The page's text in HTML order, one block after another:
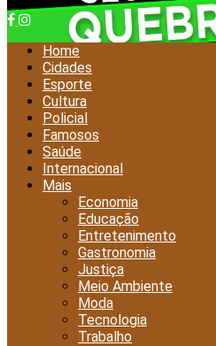
Home
Cidades
Esporte
Cultura
Policial
Famosos
Saúde
Internacional
Mais
Economia
Educação
Entretenimento
Gastronomia
Justiça
Meio Ambiente
Moda
Tecnologia
Trabalho